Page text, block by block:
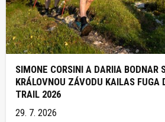
SIMONE CORSINI A DARIIA BODNAR
KRÁLOVNOU ZÁVODU KAILAS FUGA
TRAIL 2026
29. 7. 2026